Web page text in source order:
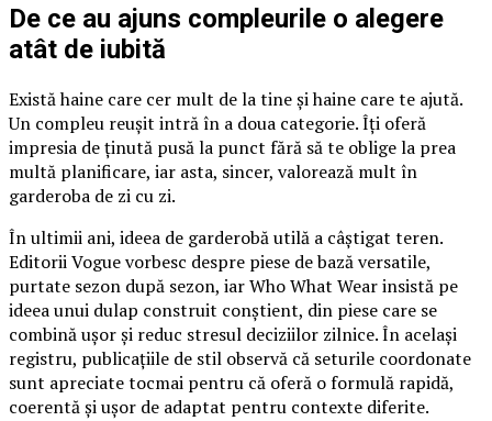
De ce au ajuns compleurile o alegere
atât de iubită
Există haine care cer mult de la tine și haine care te ajută.
Un compleu reușit intră în a doua categorie. Îți oferă
impresia de ținută pusă la punct fără să te oblige la prea
multă planificare, iar asta, sincer, valorează mult în
garderoba de zi cu zi.
În ultimii ani, ideea de garderobă utilă a câștigat teren.
Editorii Vogue vorbesc despre piese de bază versatile,
purtate sezon după sezon, iar Who What Wear insistă pe
ideea unui dulap construit conștient, din piese care se
combină ușor și reduc stresul deciziilor zilnice. În același
registru, publicațiile de stil observă că seturile coordonate
sunt apreciate tocmai pentru că oferă o formulă rapidă,
coerentă și ușor de adaptat pentru contexte diferite.